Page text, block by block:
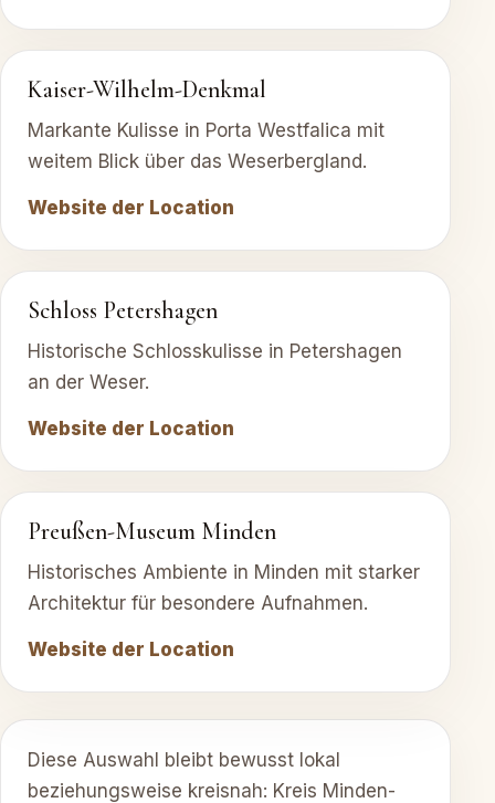
Kaiser-Wilhelm-Denkmal
Markante Kulisse in Porta Westfalica mit
weitem Blick über das Weserbergland.
Website der Location
Schloss Petershagen
Historische Schlosskulisse in Petershagen
an der Weser.
Website der Location
Preußen-Museum Minden
Historisches Ambiente in Minden mit starker
Architektur für besondere Aufnahmen.
Website der Location
Diese Auswahl bleibt bewusst lokal
beziehungsweise kreisnah: Kreis Minden-